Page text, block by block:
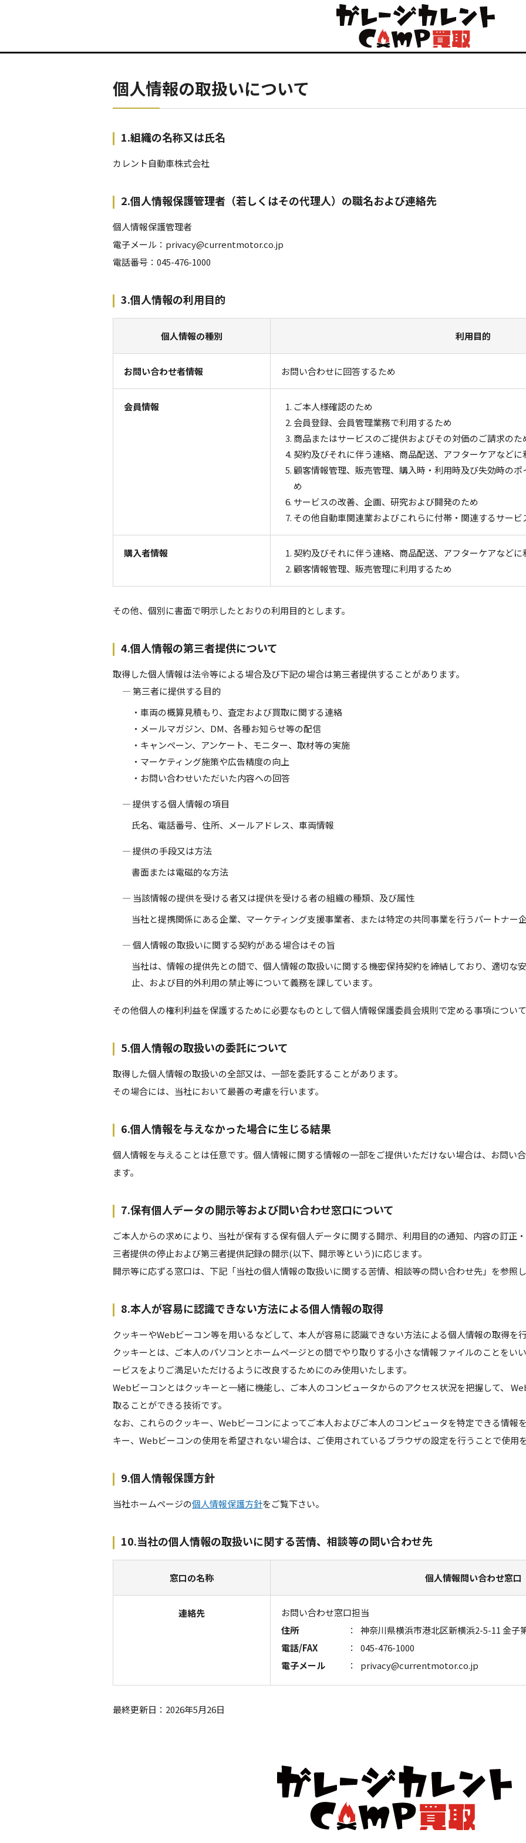
個人情報の取扱いについて
1.組織の名称又は氏名
カレント自動車株式会社
2.個人情報保護管理者（若しくはその代理人）の職名および連絡先
個人情報保護管理者
電子メール：privacy@currentmotor.co.jp
電話番号：045-476-1000
3.個人情報の利用目的
個人情報の種別 利用目的
お問い合わせ者情報 お問い合わせに回答するため
会員情報
ご本人様確認のため
会員登録、会員管理業務で利用するため
商品またはサービスのご提供およびその対価のご請求のた
契約及びそれに伴う連絡、商品配送、アフターケアなどに
顧客情報管理、販売管理、購入時・利用時及び失効時の
め
サービスの改善、企画、研究および開発のため
その他自動車関連業およびこれらに付帯・関連するサービ
購入者情報
契約及びそれに伴う連絡、商品配送、アフターケアなどに
顧客情報管理、販売管理に利用するため
その他、個別に書面で明示したとおりの利用目的とします。
4.個人情報の第三者提供について
取得した個人情報は法令等による場合及び下記の場合は第三者提供することがあります。
― 第三者に提供する目的
・車両の概算見積もり、査定および買取に関する連絡
・メールマガジン、DM、各種お知らせ等の配信
・キャンペーン、アンケート、モニター、取材等の実施
・マーケティング施策や広告精度の向上
・お問い合わせいただいた内容への回答
― 提供する個人情報の項目
氏名、電話番号、住所、メールアドレス、車両情報
― 提供の手段又は方法
書面または電磁的な方法
― 当該情報の提供を受ける者又は提供を受ける者の組織の種類、及び属性
当社と提携関係にある企業、マーケティング支援事業者、または特定の共同事業を行うパートナー
― 個人情報の取扱いに関する契約がある場合はその旨
当社は、情報の提供先との間で、個人情報の取扱いに関する機密保持契約を締結しており、適切な
止、および目的外利用の禁止等について義務を課しています。
その他個人の権利利益を保護するために必要なものとして個人情報保護委員会規則で定める事項につい
5.個人情報の取扱いの委託について
取得した個人情報の取扱いの全部又は、一部を委託することがあります。
その場合には、当社において最善の考慮を行います。
6.個人情報を与えなかった場合に生じる結果
個人情報を与えることは任意です。個人情報に関する情報の一部をご提供いただけない場合は、お問い
ます。
7.保有個人データの開示等および問い合わせ窓口について
ご本人からの求めにより、当社が保有する保有個人データに関する開示、利用目的の通知、内容の訂正
三者提供の停止および第三者提供記録の開示(以下、開示等という)に応じます。
開示等に応ずる窓口は、下記「当社の個人情報の取扱いに関する苦情、相談等の問い合わせ先」を参照し
8.本人が容易に認識できない方法による個人情報の取得
クッキーやWebビーコン等を用いるなどして、本人が容易に認識できない方法による個人情報の取得を行
クッキーとは、ご本人のパソコンとホームページとの間でやり取りする小さな情報ファイルのことをい
ービスをよりご満足いただけるように改良するためにのみ使用いたします。
Webビーコンとはクッキーと一緒に機能し、ご本人のコンピュータからのアクセス状況を把握して、
取ることができる技術です。
なお、これらのクッキー、Webビーコンによってご本人およびご本人のコンピュータを特定できる情報
キー、Webビーコンの使用を希望されない場合は、ご使用されているブラウザの設定を行うことで使用
9.個人情報保護方針
当社ホームページの個人情報保護方針をご覧下さい。
10.当社の個人情報の取扱いに関する苦情、相談等の問い合わせ先
窓口の名称 個人情報問い合わせ窓口
連絡先
お問い合わせ窓口担当
住所
：
神奈川県横浜市港北区新横浜2-5-11 金子
電話/FAX
：
045-476-1000
電子メール
： privacy@currentmotor.co.jp
最終更新日：2026年5月26日